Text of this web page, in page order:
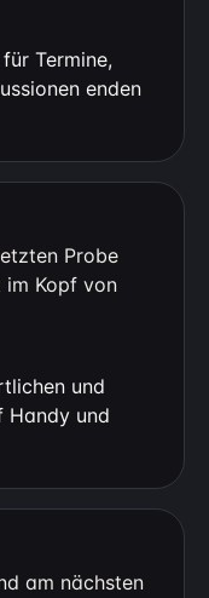
Termine,
enden
Probe
im Kopf von
und
Handy und
am nächsten